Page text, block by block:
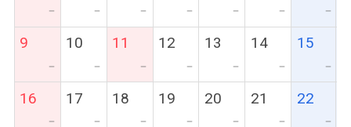
ー ー ー ー ー ー ー
9
ー
10
ー
11
ー
12
ー
13
ー
14
ー
15
ー
16
ー
17
ー
18
ー
19
ー
20
ー
21
ー
22
ー